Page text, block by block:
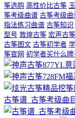
筝选购 高性价比古筝
筝考级曲谱 古筝考级曲
指法练习曲谱 古筝知识
型号 敦煌古筝 宏声古
古筝图文 古筝初学者
筝官网 初学者买什么
古筝谱_古筝考级曲